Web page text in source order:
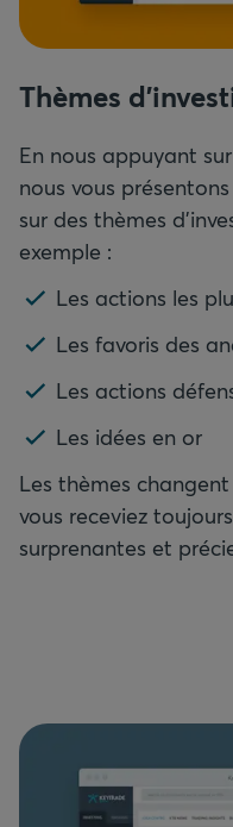
Thèmes
En nous appuyant
nous vous
sur des thèmes
exemple :
Les actions les
Les favoris des
Les actions
Les idées en or
Les thèmes
vous receviez
surprenantes et